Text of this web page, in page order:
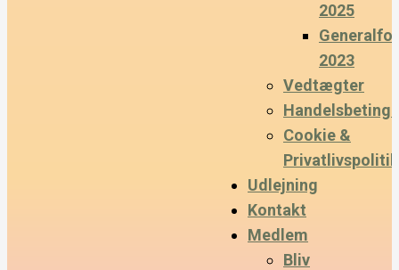
2025
2023
Vedtægter
Cookie &
Privatlivspolitik
Udlejning
Kontakt
Medlem
Bliv